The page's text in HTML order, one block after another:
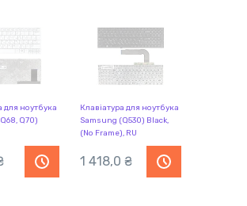
для ноутбука
Q70)
Клавіатура для ноутбука
Samsung (Q530) Black,
(No Frame), RU
1 418,0 ₴